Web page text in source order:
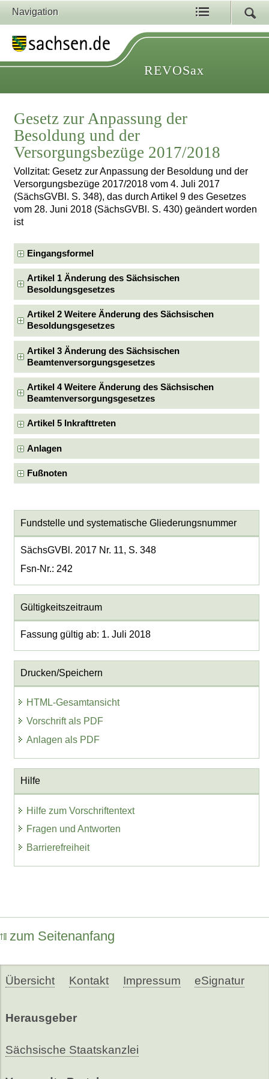
Navigation
REVOSax
Gesetz zur Anpassung der
Besoldung und der
Versorgungsbezüge 2017/2018
Vollzitat: Gesetz zur Anpassung der Besoldung und der
Versorgungsbezüge 2017/2018 vom 4. Juli 2017
(SächsGVBl. S. 348), das durch Artikel 9 des Gesetzes
vom 28. Juni 2018 (SächsGVBl. S. 430) geändert worden
ist
Eingangsformel
Artikel 1 Änderung des Sächsischen
Besoldungsgesetzes
Artikel 2 Weitere Änderung des Sächsischen
Besoldungsgesetzes
Artikel 3 Änderung des Sächsischen
Beamtenversorgungsgesetzes
Artikel 4 Weitere Änderung des Sächsischen
Beamtenversorgungsgesetzes
Artikel 5 Inkrafttreten
Anlagen
Fußnoten
Fundstelle und systematische Gliederungsnummer
SächsGVBl. 2017 Nr. 11, S. 348
Fsn-Nr.: 242
Gültigkeitszeitraum
Fassung gültig ab: 1. Juli 2018
Drucken/Speichern
HTML-Gesamtansicht
Vorschrift als PDF
Anlagen als PDF
Hilfe
Hilfe zum Vorschriftentext
Fragen und Antworten
Barrierefreiheit
zum Seitenanfang
Übersicht Kontakt Impressum eSignatur
Herausgeber
Sächsische Staatskanzlei